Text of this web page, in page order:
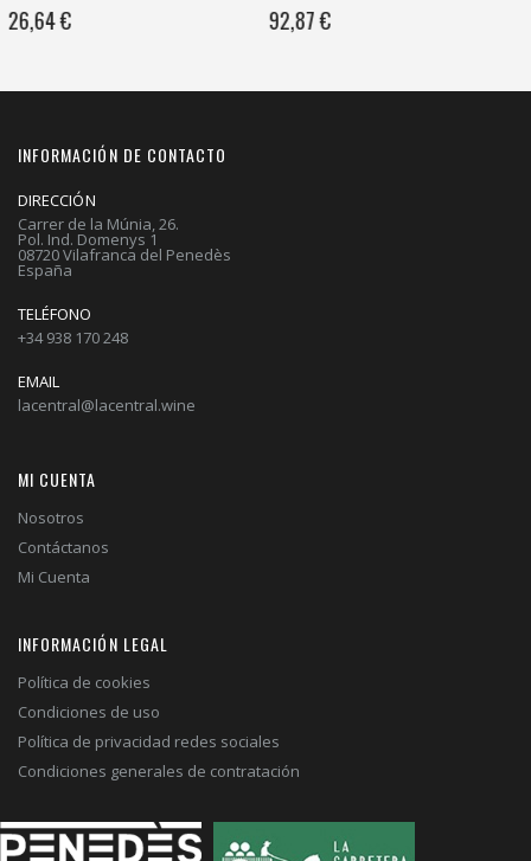
INFORMACIÓN DE CONTACTO
DIRECCIÓN
Carrer de la Múnia, 26.
Pol. Ind. Domenys 1
08720 Vilafranca del Penedès
España
TELÉFONO
+34 938 170 248
EMAIL
lacentral@lacentral.wine
MI CUENTA
Nosotros
Contáctanos
Mi Cuenta
INFORMACIÓN LEGAL
Política de cookies
Condiciones de uso
Política de privacidad redes sociales
Condiciones generales de contratación